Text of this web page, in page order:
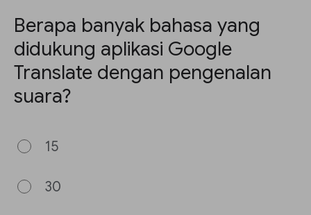
Berapa banyak bahasa yang
didukung aplikasi Google
Translate dengan pengenalan
suara?
15
30